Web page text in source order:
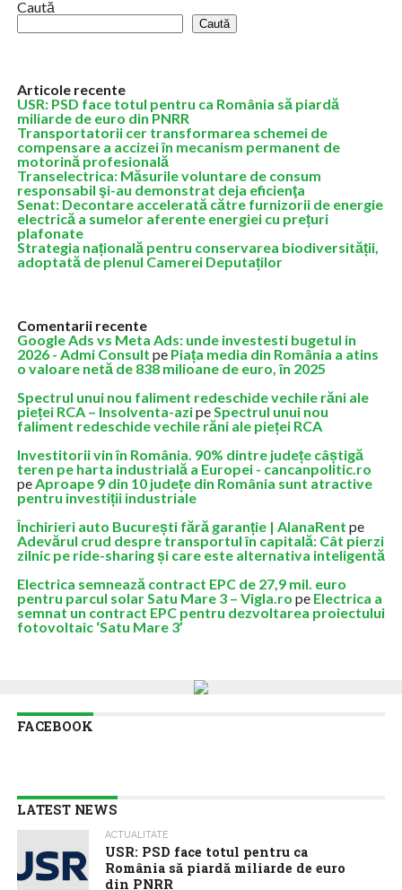
Caută
Caută
Articole recente
USR: PSD face totul pentru ca România să piardă
miliarde de euro din PNRR
Transportatorii cer transformarea schemei de
compensare a accizei în mecanism permanent de
motorină profesională
Transelectrica: Măsurile voluntare de consum
responsabil şi-au demonstrat deja eficienţa
Senat: Decontare accelerată către furnizorii de energie
electrică a sumelor aferente energiei cu prețuri
plafonate
Strategia națională pentru conservarea biodiversității,
adoptată de plenul Camerei Deputaților
Comentarii recente
Google Ads vs Meta Ads: unde investesti bugetul in
2026 - Admi Consult pe Piața media din România a atins
o valoare netă de 838 milioane de euro, în 2025
Spectrul unui nou faliment redeschide vechile răni ale
pieței RCA – Insolventa-azipeSpectrul unui nou
faliment redeschide vechile răni ale pieței RCA
Investitorii vin în România. 90% dintre județe câștigă
teren pe harta industrială a Europei - cancanpolitic.ro
peAproape 9 din 10 județe din România sunt atractive
pentru investiții industriale
Închirieri auto București fără garanție | AlanaRent pe
Adevărul crud despre transportul în capitală: Cât pierzi
zilnic pe ride-sharing și care este alternativa inteligentă
Electrica semnează contract EPC de 27,9 mil. euro
pentru parcul solar Satu Mare 3 – Vigla.ro pe Electrica a
semnat un contract EPC pentru dezvoltarea proiectului
fotovoltaic ‘Satu Mare 3’
FACEBOOK
LATEST NEWS
ACTUALITATE
USR: PSD face totul pentru ca
România să piardă miliarde de euro
din PNRR